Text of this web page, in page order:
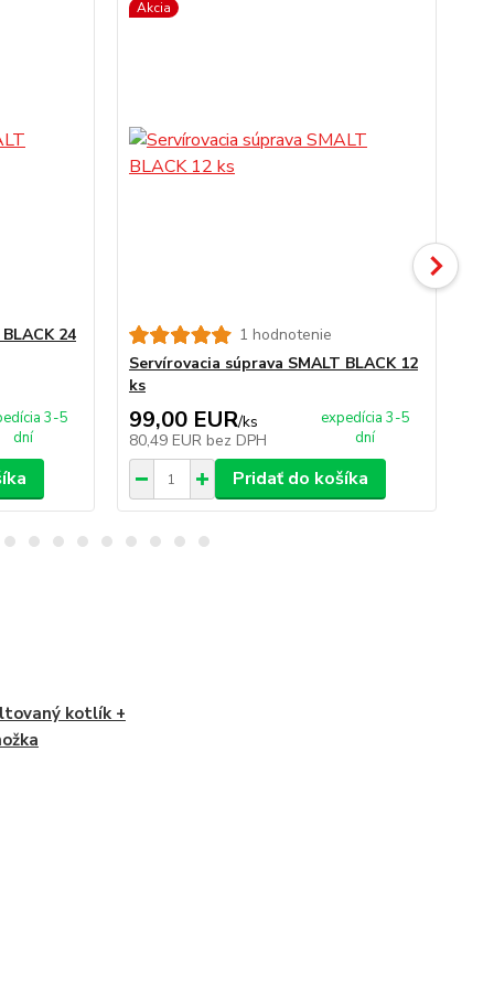
24
3-5
dní
Akcia
1 hodnotenie
Servírovacia súprava SMALT BLACK 12
ks
99,00 EUR/ks
80,49 EUR bez DPH
expedícia 3-5
dní
Pridať do košíka
kotlík +